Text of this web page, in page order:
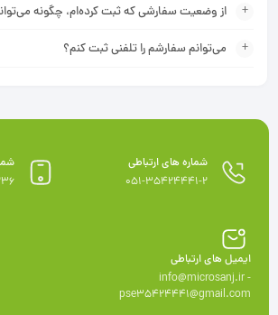
از وضعیت سفارشی که ثبت کرده‏‌ام، چگونه
می‏‌توانم سفارشم را تلفنی ثبت کنم؟
شماره های ارتباطی
051-35424441-2
ایمیل های ارتباطی
info@microsanj.ir -
pse35424441@gmail.com